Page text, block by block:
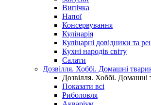
Випічка
Напої
Консервування
Кулінарія
Кулінарні довідники та
Кухні народів світу
Салати
Дозвілля. Хоббі. Домашні
Дозвілля. Хоббі. Домашні
Показати всі
Риболовля